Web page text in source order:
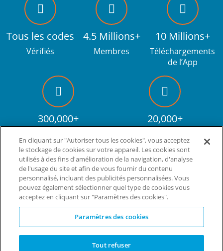
Tous les codes
Vérifiés
4.5 Millions+
Membres
10 Millions+
Téléchargements
de l’App
300,000+ 20,000+
Vivez plus. Dépensez moins. tm
© Copyright Invitation Digital Ltd. Tous droits
réservés.
En cliquant sur "Autoriser tous les cookies", vous acceptez
le stockage de cookies sur votre appareil. Les cookies sont
utilisés à des fins d'amélioration de la navigation, d'analyse
de l'usage du site et afin de vous fournir du contenu
personnalisé, incluant des publicités personnalisées. Vous
pouvez également sélectionner quel type de cookies vous
acceptez en cliquant sur "Paramètres des cookies".
Paramètres des cookies
Tout refuser